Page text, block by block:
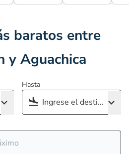
baratos entre
y Aguachica
Hasta